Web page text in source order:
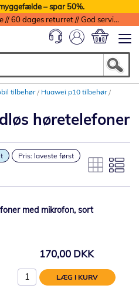
– spar 50%.
Billig fragt // Levering 1-2 dage // 60 dages returret // God service med garanti
tilbehør
Huawei p10 tilbehør
høretelefoner
Pris: laveste først
med mikrofon, sort
170,00 DKK
LÆG I KURV